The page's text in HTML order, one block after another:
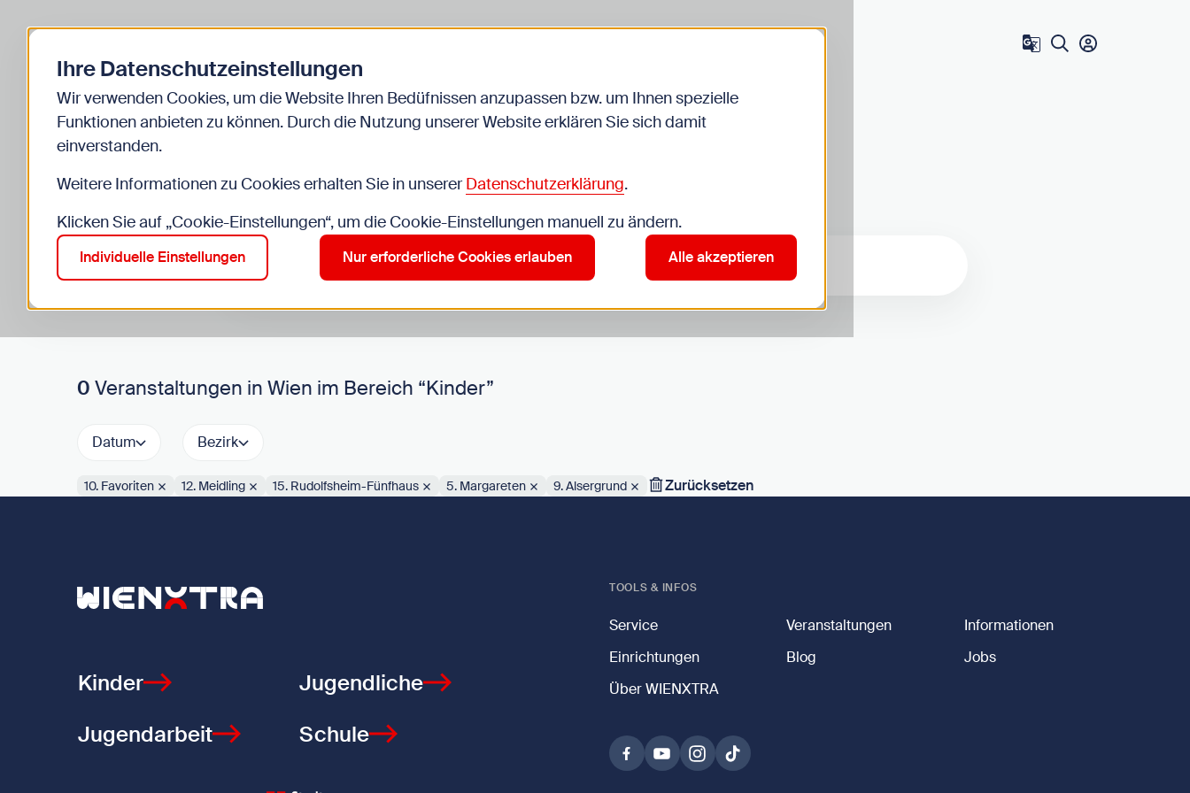
Zum Benutzer
Start Kinder Veranstaltungen
Veranstaltungen
Suche im Bereich “Kinder”
Suchen
0 Veranstaltungen in Wien im Bereich “Kinder”
Datum Bezirk
Aktive Filter:
10. Favoriten 12. Meidling 15. Rudolfsheim-Fünfhaus 5. Margareten 9. Alsergrund Zurücksetzen
Zurück zur Startseite
Kinder
Jugendliche
Jugendarbeit
Schule
TOOLS & INFOS
Service Veranstaltungen
Informationen
Einrichtungen
Blog
Jobs
Über WIENXTRA
Ihre Datenschutzeinstellungen
Wir verwenden Cookies, um die Website Ihren Bedüfnissen anzupassen bzw. um Ihnen spezielle
Funktionen anbieten zu können. Durch die Nutzung unserer Website erklären Sie sich damit
einverstanden.
Weitere Informationen zu Cookies erhalten Sie in unsererDatenschutzerklärung.
Klicken Sie auf „Cookie-Einstellungen“, um die Cookie-Einstellungen manuell zu ändern.
Individuelle Einstellungen Nur erforderliche Cookies erlauben Alle akzeptieren